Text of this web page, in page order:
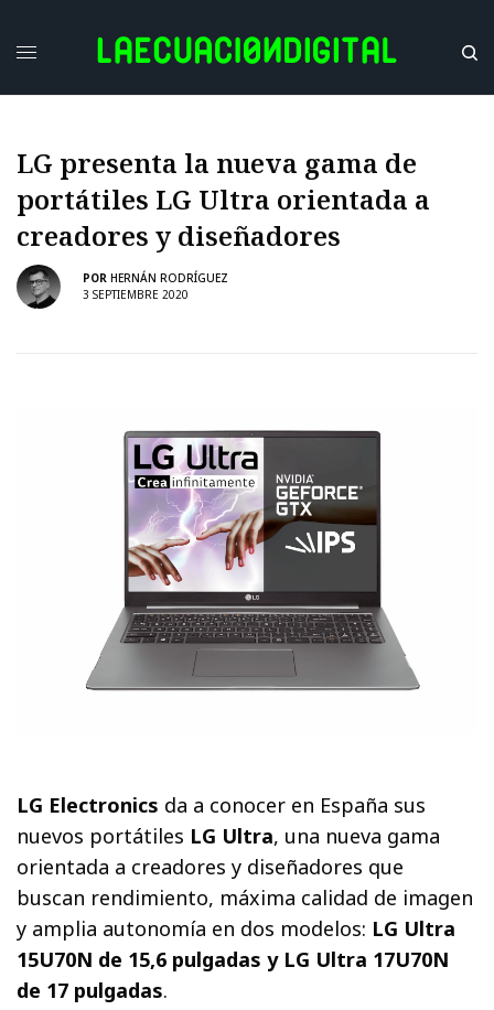
LG presenta la nueva gama de
portátiles LG Ultra orientada a
creadores y diseñadores
POR HERNÁN RODRÍGUEZ
3 SEPTIEMBRE 2020
LG Electronics da a conocer en España sus
nuevos portátiles LG Ultra, una nueva gama
orientada a creadores y diseñadores que
buscan rendimiento, máxima calidad de imagen
y amplia autonomía en dos modelos: LG Ultra
15U70N de 15,6 pulgadas y LG Ultra 17U70N
de 17 pulgadas.